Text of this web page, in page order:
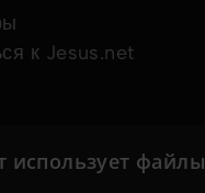
к Jesus.net
использует файлы